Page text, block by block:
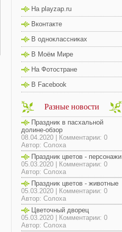
На playzap.ru
Вконтакте
В одноклассниках
В Моём Мире
На Фотостране
В Facebook
Разные новости
Праздник в пасхальной
долине-обзор
08.04.2020 | Комментарии: 0
Автор: Солоха
Праздник цветов - персонажи
05.03.2020 | Комментарии: 0
Автор: Солоха
Праздник цветов - животные
05.03.2020 | Комментарии: 0
Автор: Солоха
Цветочный дворец
05.03.2020 | Комментарии: 0
Автор: Солоха